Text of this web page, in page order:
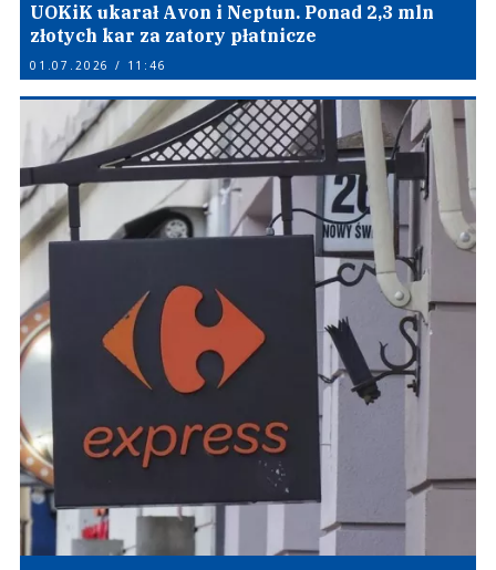
UOKiK ukarał Avon i Neptun. Ponad 2,3 mln
złotych kar za zatory płatnicze
01.07.2026 / 11:46